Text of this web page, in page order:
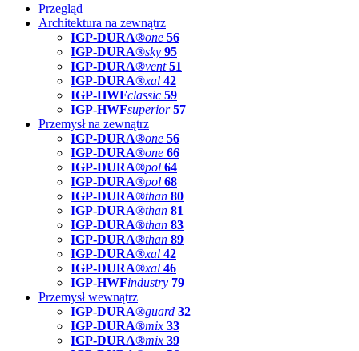
Przegląd
Architektura na zewnątrz
IGP-DURA®one 56
IGP-DURA®sky 95
IGP-DURA®vent 51
IGP-DURA®xal 42
IGP-HWFclassic 59
IGP-HWFsuperior 57
Przemysł na zewnątrz
IGP-DURA®one 56
IGP-DURA®one 66
IGP-DURA®pol 64
IGP-DURA®pol 68
IGP-DURA®than 80
IGP-DURA®than 81
IGP-DURA®than 83
IGP-DURA®than 89
IGP-DURA®xal 42
IGP-DURA®xal 46
IGP-HWFindustry 79
Przemysł wewnątrz
IGP-DURA®guard 32
IGP-DURA®mix 33
IGP-DURA®mix 39